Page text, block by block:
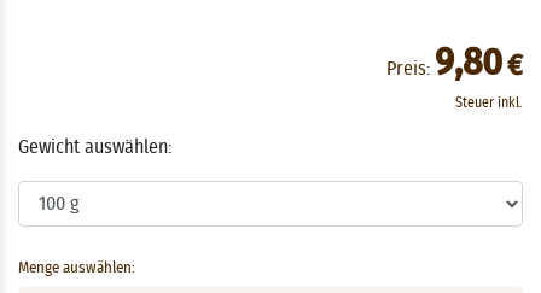
Preis: 9,80€
Steuer inkl.
Gewicht auswählen:
Menge auswählen: